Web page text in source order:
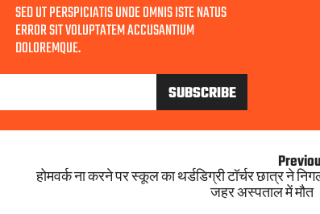
SED UT PERSPICIATIS UNDE OMNIS ISTE NATUS
ERROR SIT VOLUPTATEM ACCUSANTIUM
DOLOREMQUE.
होमवर्क ना करने पर स्कूल का थर्डडिग्री टॉर्चर छात्र ने
जहर अस्पताल में मौत